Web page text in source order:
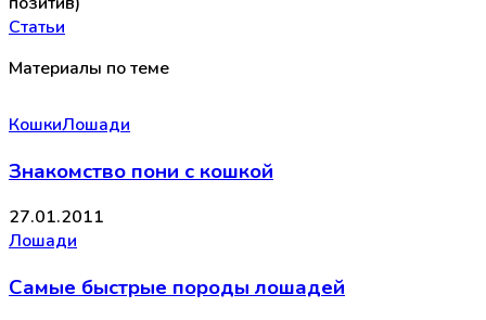
Статьи
Материалы по теме
КошкиЛошади
Знакомство пони с кошкой
27.01.2011
Лошади
Самые быстрые породы лошадей